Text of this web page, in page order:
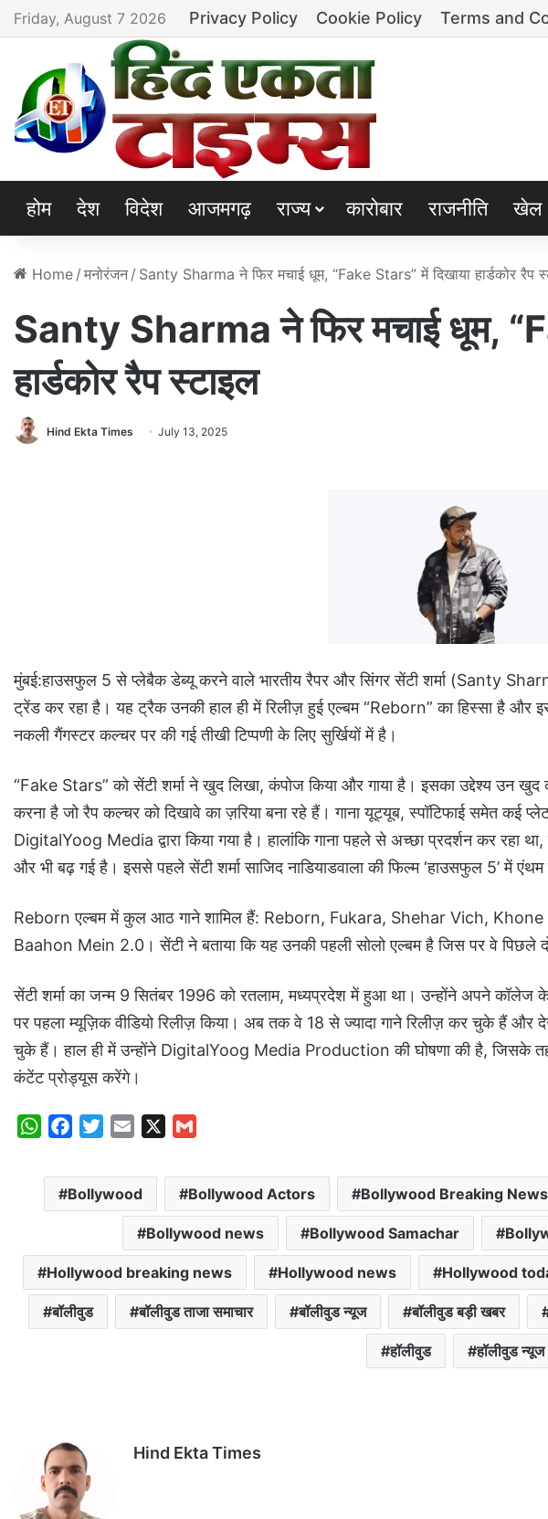
Friday, August 7 2026 Privacy Policy Cookie Policy Terms and
होम देश विदेश आजमगढ़ राज्य कारोबार राजनीति खेल
Home / मनोरंजन / Santy Sharma ने फिर मचाई धूम, “Fake Stars” में दिखाया हार्डकोर रैप
Santy Sharma ने फिर मचाई धूम,
हार्डकोर रैप स्टाइल
Hind Ekta Times July 13, 2025
मुंबई:हाउसफुल 5 से प्लेबैक डेब्यू करने वाले भारतीय रैपर और सिंगर सेंटी शर्मा (Santy
ट्रेंड कर रहा है। यह ट्रैक उनकी हाल ही में रिलीज़ हुई एल्बम “Reborn” का हिस्सा है और
नकली गैंगस्टर कल्चर पर की गई तीखी टिप्पणी के लिए सुर्खियों में है।
“Fake Stars” को सेंटी शर्मा ने खुद लिखा, कंपोज किया और गाया है। इसका उद्देश्य उन
करना है जो रैप कल्चर को दिखावे का ज़रिया बना रहे हैं। गाना यूट्यूब, स्पॉटिफाई समेत कई
DigitalYoog Media द्वारा किया गया है। हालांकि गाना पहले से अच्छा प्रदर्शन कर रहा
और भी बढ़ गई है। इससे पहले सेंटी शर्मा साजिद नाडियाडवाला की फिल्म ‘हाउसफुल 5’ में
Reborn एल्बम में कुल आठ गाने शामिल हैं: Reborn, Fukara, Shehar Vich,
Baahon Mein 2.0। सेंटी ने बताया कि यह उनकी पहली सोलो एल्बम है जिस पर वे पिछले
सेंटी शर्मा का जन्म 9 सितंबर 1996 को रतलाम, मध्यप्रदेश में हुआ था। उन्होंने अपने
पर पहला म्यूज़िक वीडियो रिलीज़ किया। अब तक वे 18 से ज्यादा गाने रिलीज़ कर चुके हैं
चुके हैं। हाल ही में उन्होंने DigitalYoog Media Production की घोषणा की है, जिसके
कंटेंट प्रोड्यूस करेंगे।
W
a
p
p
c
e
o
k
i
t
r
a
i
l
a
i
l
Bollywood Bollywood Actors Bollywood Breaking News
Bollywood news Bollywood Samachar
Hollywood breaking news Hollywood news Hollywood
बॉलीवुड बॉलीवुड ताजा समाचार बॉलीवुड न्यूज बॉलीवुड बड़ी खबर
हॉलीवुड हॉलीवुड न्यूज
Hind Ekta Times